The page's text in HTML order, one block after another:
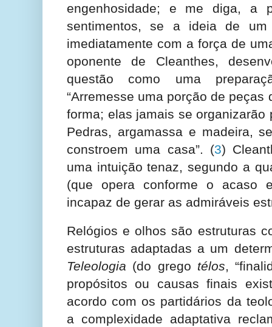
engenhosidade; e me diga, a
sentimentos, se a ideia de
imediatamente com a força de
oponente de Cleanthes,
questão como uma
“Arremesse uma porção de peças
forma; elas jamais se organizarão
Pedras, argamassa e madeira,
constroem uma casa”. (3)
uma intuição tenaz, segundo a
(que opera conforme o acaso
incapaz de gerar as admiráveis
Relógios e olhos são estruturas
estruturas adaptadas a um
Teleologia (do grego télos,
propósitos ou causas finais
acordo com os partidários da
a complexidade adaptativa